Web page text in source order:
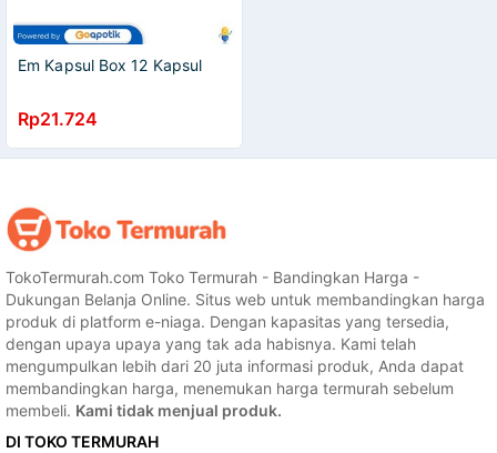
Em Kapsul Box 12 Kapsul
Rp21.724
TokoTermurah.com Toko Termurah - Bandingkan Harga -
Dukungan Belanja Online. Situs web untuk membandingkan harga
produk di platform e-niaga. Dengan kapasitas yang tersedia,
dengan upaya upaya yang tak ada habisnya. Kami telah
mengumpulkan lebih dari 20 juta informasi produk, Anda dapat
membandingkan harga, menemukan harga termurah sebelum
membeli. Kami tidak menjual produk.
DI TOKO TERMURAH